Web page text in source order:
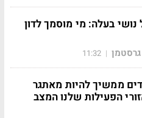
בעלה: מי מוסמך לדון
גרסטמן |
11:32
ממשיך להיות מאתגר
הפעילות שלנו המצב